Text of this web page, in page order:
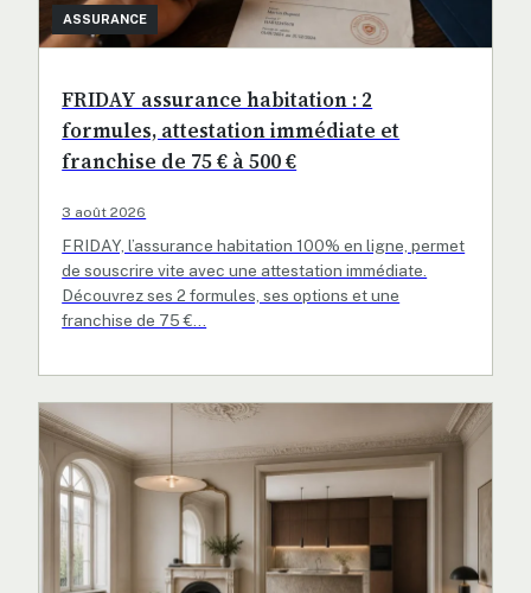
ASSURANCE
FRIDAY assurance habitation : 2
formules, attestation immédiate et
franchise de 75 € à 500 €
3 août 2026
FRIDAY, l’assurance habitation 100% en ligne, permet
de souscrire vite avec une attestation immédiate.
Découvrez ses 2 formules, ses options et une
franchise de 75 €…